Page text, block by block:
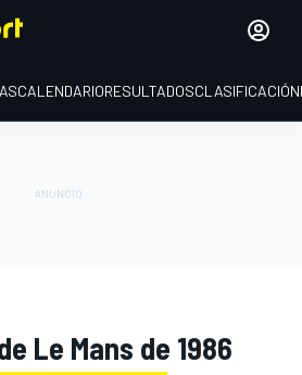
CALENDARIORESULTADOSCLASIFICACIÓN
Le Mans de 1986